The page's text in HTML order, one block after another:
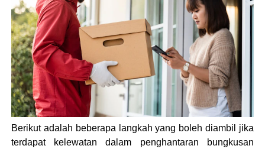
Berikut adalah beberapa langkah yang boleh diambil jika
terdapat kelewatan dalam penghantaran bungkusan